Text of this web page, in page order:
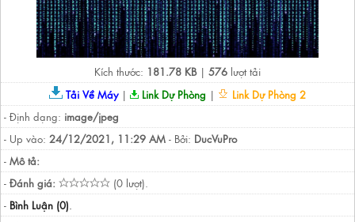
Kích thước: 181.78 KB| 576 lượt tải
Tải Về Máy| Link Dự Phòng |
Link Dự Phòng 2
- Định dạng: image/jpeg
- Up vào: 24/12/2021, 11:29 AM - Bởi: DucVuPro
- Mô tả:
- Đánh giá:
(0 lượt).
- Bình Luận (0).